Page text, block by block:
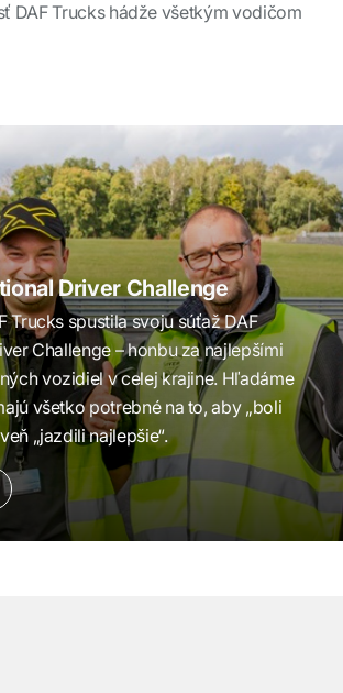
DAF Trucks hádže všetkým vodičom
Driver Challenge
Trucks spustila svoju súťaž DAF
Challenge – honbu za najlepšími
vozidiel v celej krajine. Hľadáme
všetko potrebné na to, aby „boli
„jazdili najlepšie“.